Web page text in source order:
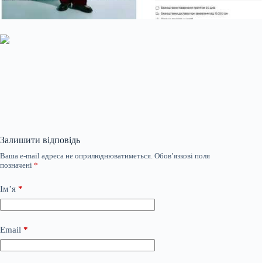
Залишити відповідь
Ваша e-mail адреса не оприлюднюватиметься. Обов’язкові поля
позначені *
Ім’я *
Email *